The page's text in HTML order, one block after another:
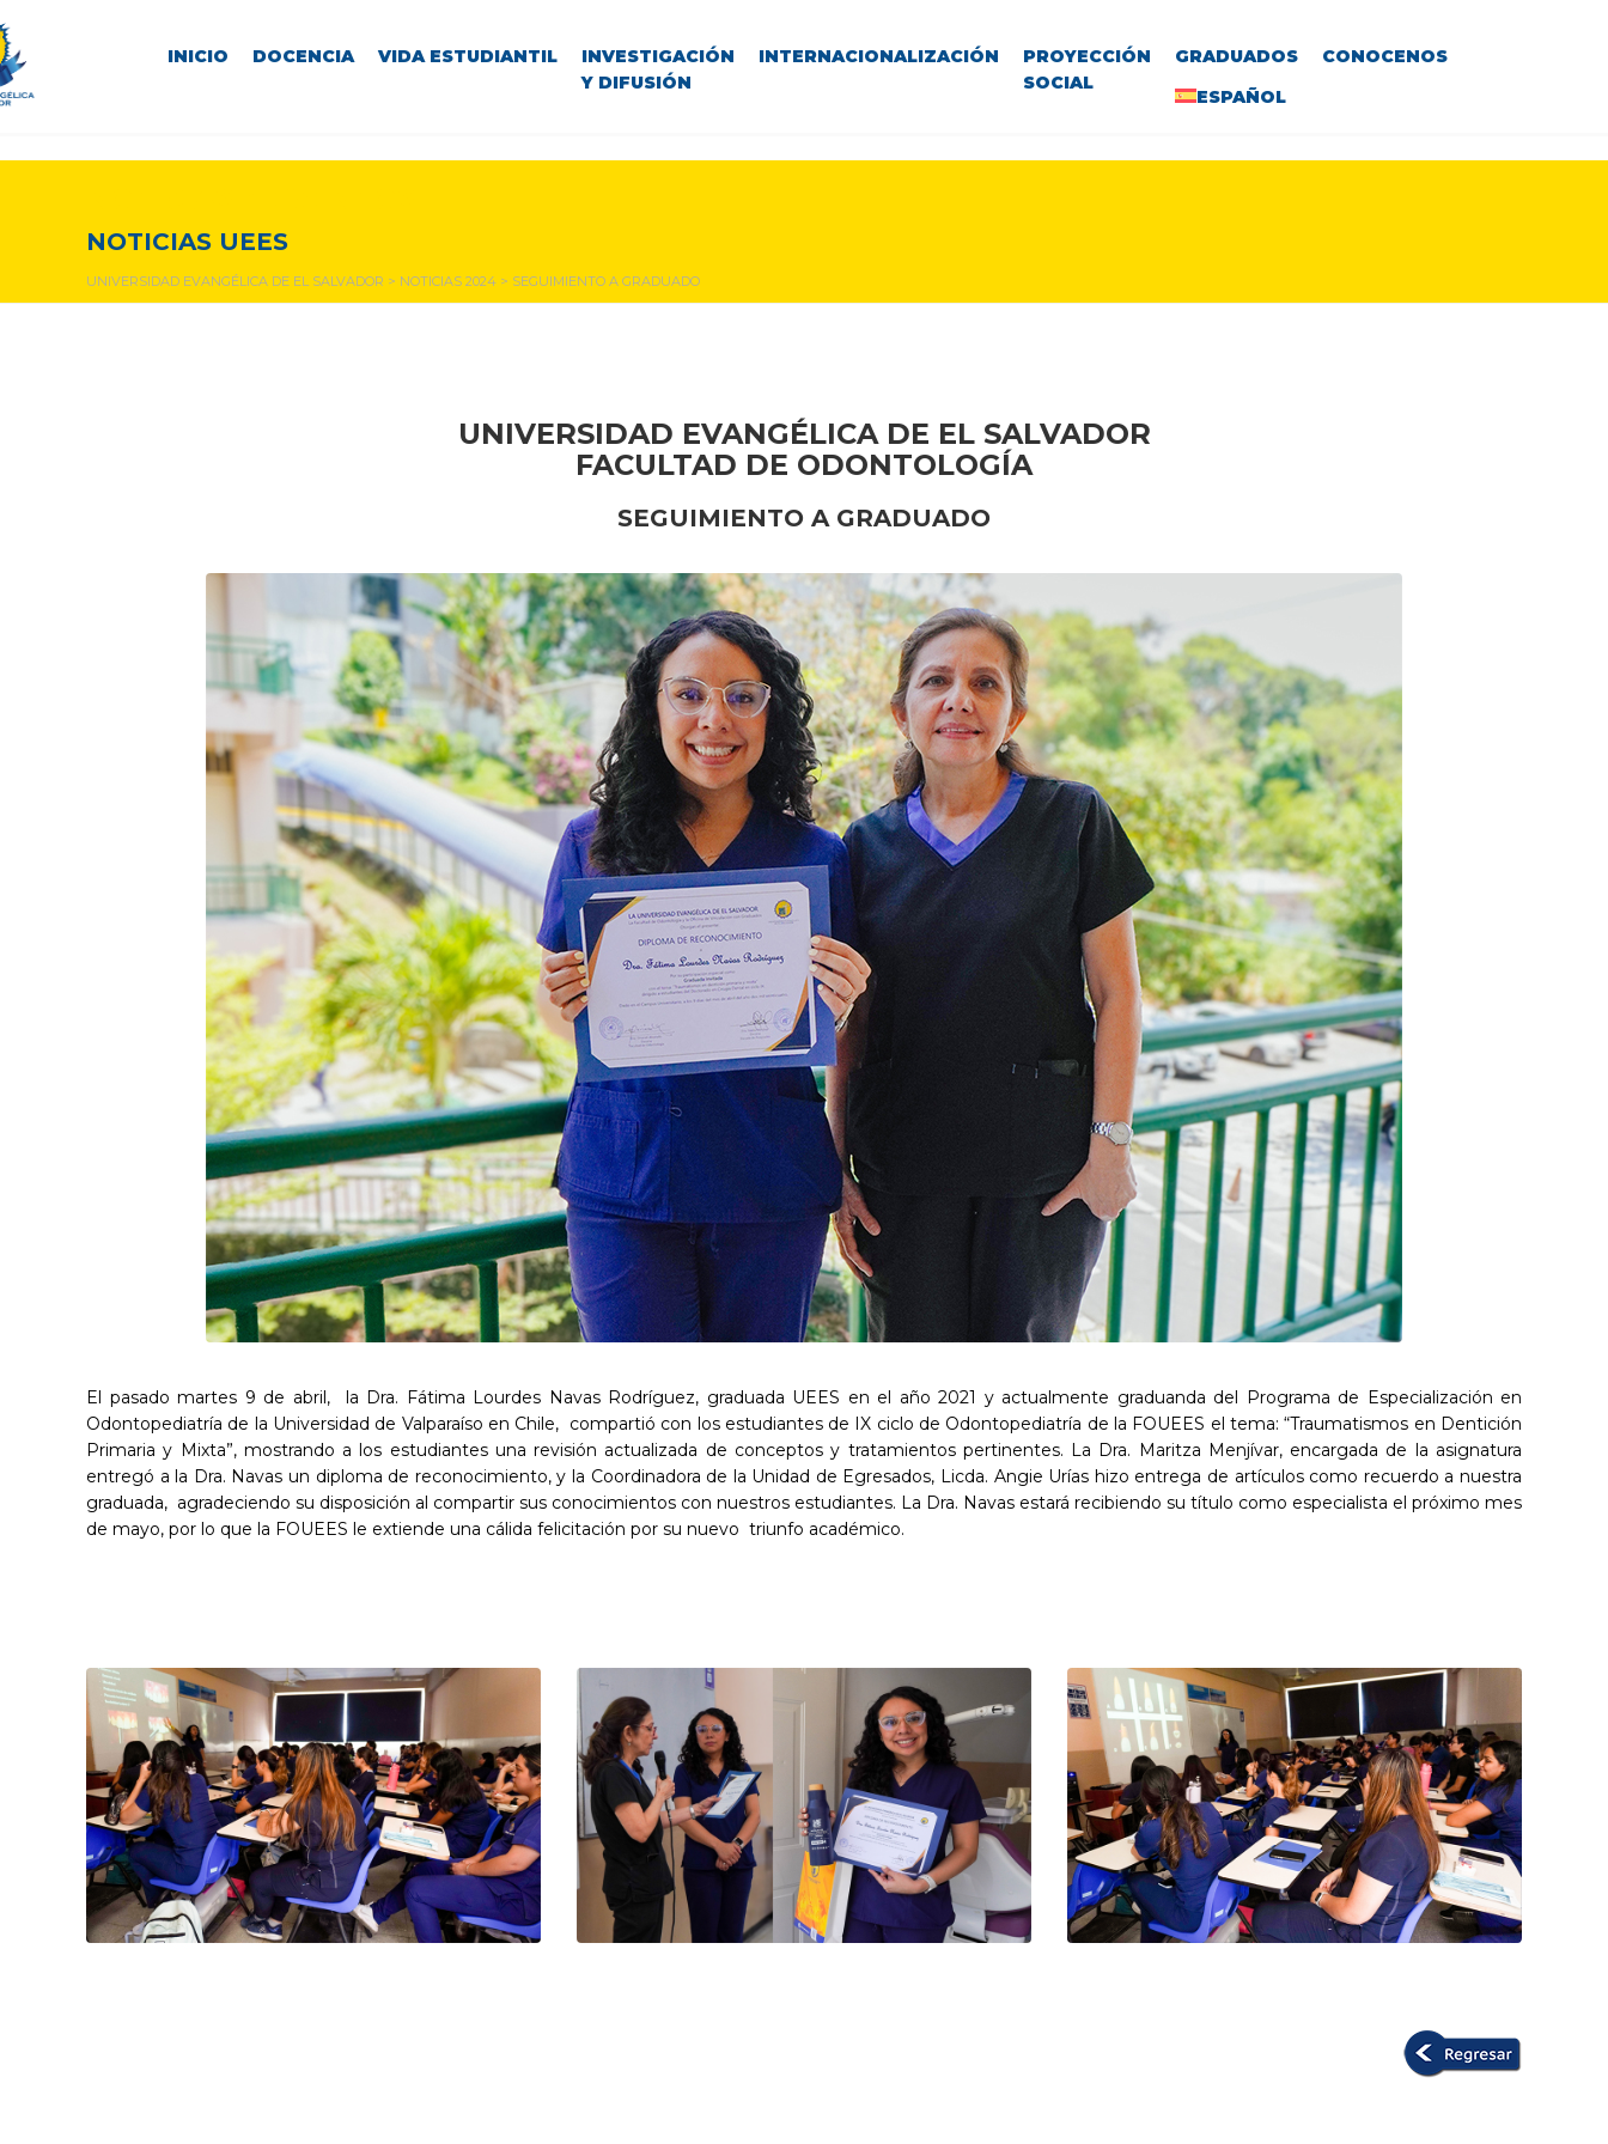
INICIO DOCENCIA VIDA ESTUDIANTIL
INVESTIGACIÓN
Y DIFUSIÓN
INTERNACIONALIZACIÓN
PROYECCIÓN
SOCIAL
GRADUADOS
CONOCENOS
ESPAÑOL
NOTICIAS UEES
UNIVERSIDAD EVANGÉLICA DE EL SALVADOR > NOTICIAS 2024 > SEGUIMIENTO A GRADUADO
UNIVERSIDAD EVANGÉLICA DE EL SALVADOR
FACULTAD DE ODONTOLOGÍA
SEGUIMIENTO A GRADUADO
El pasado martes 9 de abril, la Dra. Fátima Lourdes Navas Rodríguez, graduada UEES en el año 2021 y actualmente graduanda del Programa de Especialización en
Odontopediatría de la Universidad de Valparaíso en Chile, compartió con los estudiantes de IX ciclo de Odontopediatría de la FOUEES el tema: “Traumatismos en Dentición
Primaria y Mixta”, mostrando a los estudiantes una revisión actualizada de conceptos y tratamientos pertinentes. La Dra. Maritza Menjívar, encargada de la asignatura
entregó a la Dra. Navas un diploma de reconocimiento, y la Coordinadora de la Unidad de Egresados, Licda. Angie Urías hizo entrega de artículos como recuerdo a nuestra
graduada, agradeciendo su disposición al compartir sus conocimientos con nuestros estudiantes. La Dra. Navas estará recibiendo su título como especialista el próximo mes
de mayo, por lo que la FOUEES le extiende una cálida felicitación por su nuevo triunfo académico.